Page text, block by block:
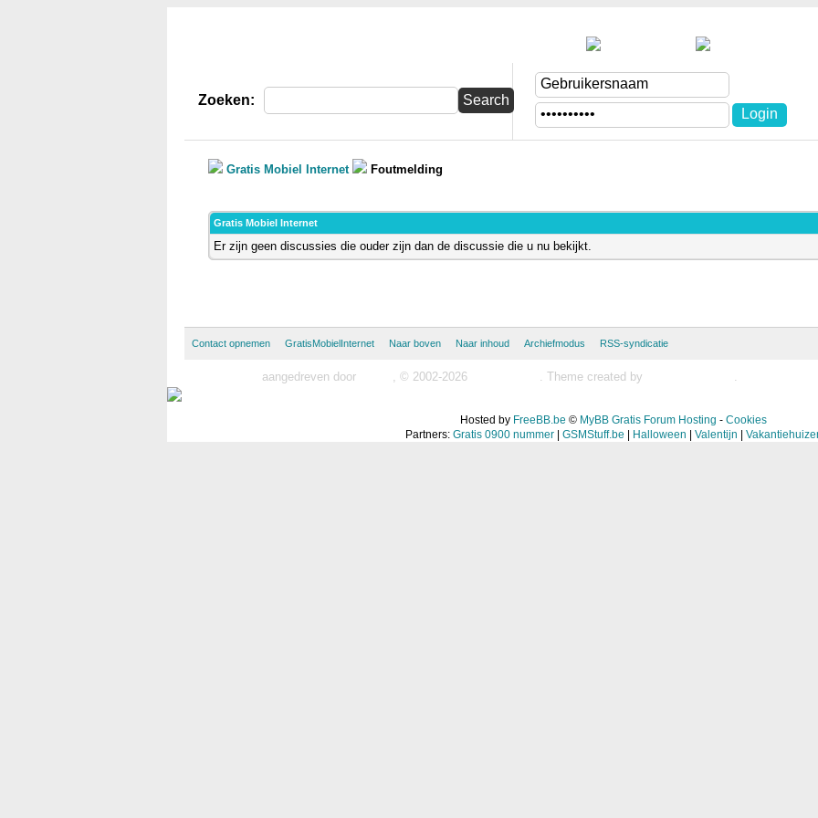
Zoeken:
Gratis Mobiel Internet Foutmelding
Gratis Mobiel Internet
Er zijn geen discussies die ouder zijn dan de discussie die u nu bekijkt.
Contact opnemen GratisMobielInternet Naar boven Naar inhoud Archiefmodus RSS-syndicatie
aangedreven door , © 2002-2026 . Theme created by .
Hosted by FreeBB.be © MyBB Gratis Forum Hosting - Cookies
Partners: Gratis 0900 nummer| GSMStuff.be Halloween Valentijn